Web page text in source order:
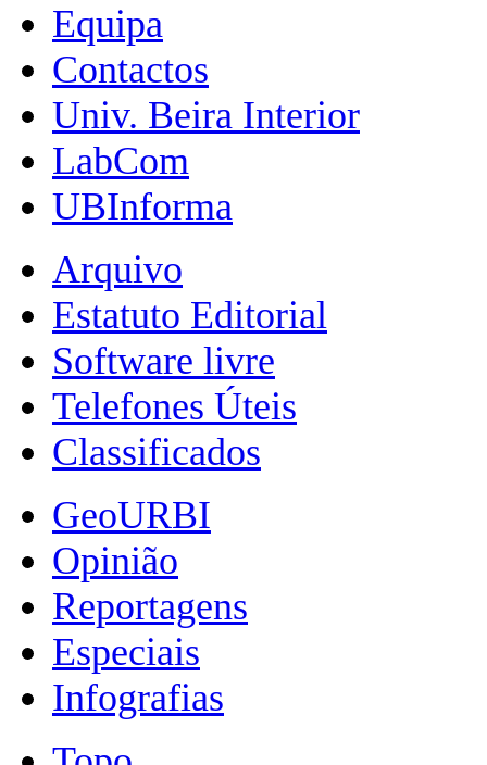
Equipa
Contactos
Univ. Beira Interior
LabCom
UBInforma
Arquivo
Estatuto Editorial
Software livre
Telefones Úteis
Classificados
GeoURBI
Opinião
Reportagens
Especiais
Infografias